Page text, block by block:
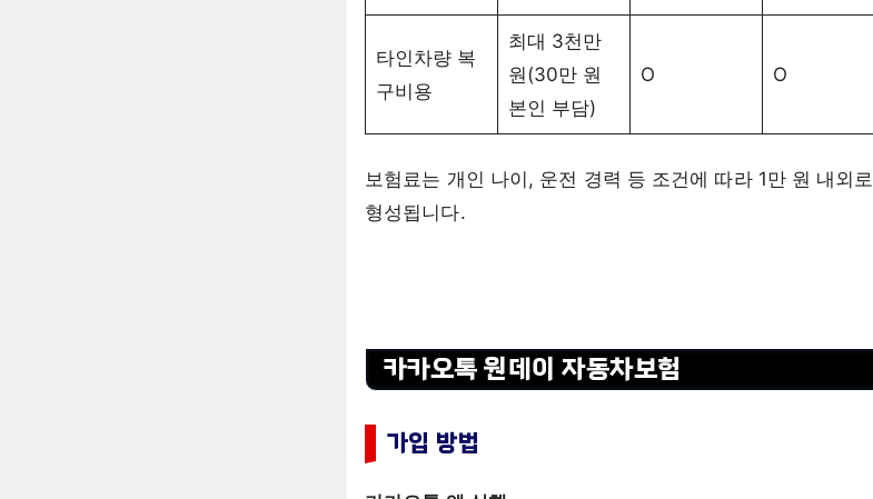
타인차량 복
구비용
최대 3천만
원(30만 원
본인 부담)
O O
보험료는 개인 나이, 운전 경력 등 조건에 따라 1만 원 내외로
형성됩니다.
카카오톡 원데이 자동차보험
가입 방법